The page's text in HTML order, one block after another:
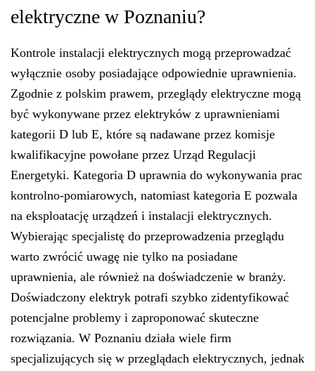
elektryczne w Poznaniu?
Kontrole instalacji elektrycznych mogą przeprowadzać
wyłącznie osoby posiadające odpowiednie uprawnienia.
Zgodnie z polskim prawem, przeglądy elektryczne mogą
być wykonywane przez elektryków z uprawnieniami
kategorii D lub E, które są nadawane przez komisje
kwalifikacyjne powołane przez Urząd Regulacji
Energetyki. Kategoria D uprawnia do wykonywania prac
kontrolno-pomiarowych, natomiast kategoria E pozwala
na eksploatację urządzeń i instalacji elektrycznych.
Wybierając specjalistę do przeprowadzenia przeglądu
warto zwrócić uwagę nie tylko na posiadane
uprawnienia, ale również na doświadczenie w branży.
Doświadczony elektryk potrafi szybko zidentyfikować
potencjalne problemy i zaproponować skuteczne
rozwiązania. W Poznaniu działa wiele firm
specjalizujących się w przeglądach elektrycznych, jednak